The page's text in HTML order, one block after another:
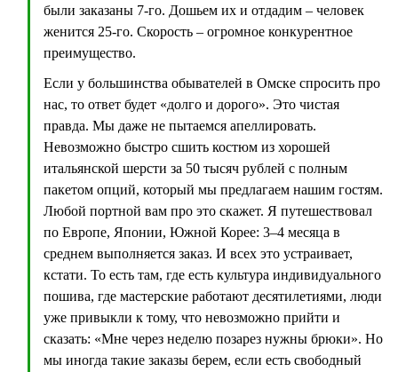
были заказаны 7-го. Дошьем их и отдадим – человек
женится 25-го. Скорость – огромное конкурентное
преимущество.
Если у большинства обывателей в Омске спросить про
нас, то ответ будет «долго и дорого». Это чистая
правда. Мы даже не пытаемся апеллировать.
Невозможно быстро сшить костюм из хорошей
итальянской шерсти за 50 тысяч рублей с полным
пакетом опций, который мы предлагаем нашим гостям.
Любой портной вам про это скажет. Я путешествовал
по Европе, Японии, Южной Корее: 3–4 месяца в
среднем выполняется заказ. И всех это устраивает,
кстати. То есть там, где есть культура индивидуального
пошива, где мастерские работают десятилетиями, люди
уже привыкли к тому, что невозможно прийти и
сказать: «Мне через неделю позарез нужны брюки». Но
мы иногда такие заказы берем, если есть свободный